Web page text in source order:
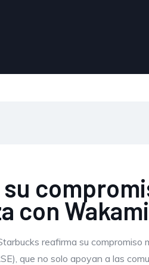
con Wakami
reafirma su
que no solo apoyan a las